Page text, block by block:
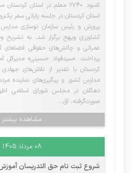
کمبود ۲۷۴۰ معلم در استان
استان کردستان در جلسه پایانی سفر
پرورش و رئیس سازمان نوسازی
کشاورزی ویهج برگزار شد، به تشریح
عمرانی و چالش‌های حقوقی فضاهای
پرداخت. «سیدفواد حسینی» مدیرکل
کردستان با تقدیر از تلاش‌های
مدارس کشور و پیگیری‌های نماینده
دهگلان در مجلس شورای اسلامی
صورت‌گرفته، اق...
مشاهده بیشتر
۰۸ مرداد ۱۴۰۵
شروع ثبت نام حق التدریسان